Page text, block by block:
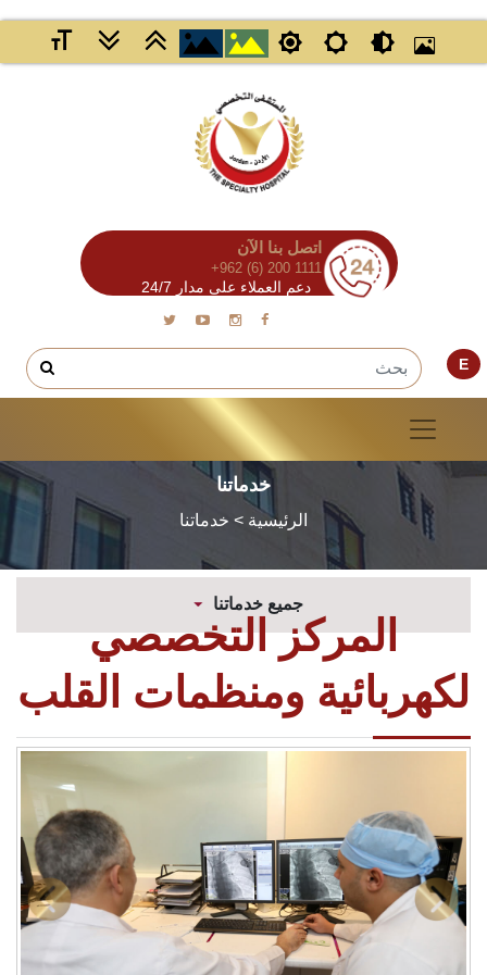
اتصل بنا الآن
+962 (6) 200 1111
دعم العملاء على مدار 24/7
E
خدماتنا
الرئيسية > خدماتنا
جميع خدماتنا
المركز التخصصي
لكهربائية ومنظمات القلب